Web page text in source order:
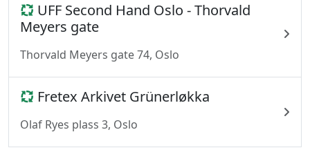
UFF Second Hand Oslo - Thorvald
Meyers gate
Thorvald Meyers gate 74, Oslo
Fretex Arkivet Grünerløkka
Olaf Ryes plass 3, Oslo